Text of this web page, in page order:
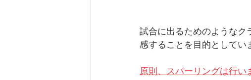
試合に出るためのようなク
感することを目的としてい
原則、スパーリングは行い